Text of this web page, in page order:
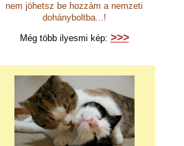
nem jöhetsz be hozzám a nemzeti
dohányboltba...!
Még több ilyesmi kép: >>>